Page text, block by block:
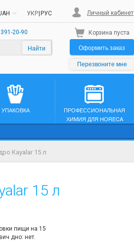
РУС
УКР Личный кабинет
391-20-90
Найти
Корзина пуста
Оформить заказ
Перезвоните мне
УПАКОВКА
ПРОФЕССИОНАЛЬНАЯ
ХИМИЯ ДЛЯ HORECA
Kayalar 15 л
15 л
пищи на 15
дно: нет.